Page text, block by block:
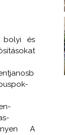
bolyi és
A